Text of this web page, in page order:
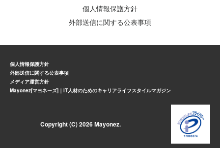
個人情報保護方針
外部送信に関する公表事項
個人情報保護方針
外部送信に関する公表事項
メディア運営方針
Mayonez[マヨネーズ]｜IT人材のためのキャリアライフスタイルマガジン
Copyright (C) 2026 Mayonez.